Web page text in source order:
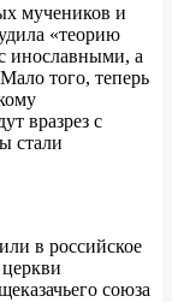
мучеников и
«теорию
инославными, а
того, теперь
вразрез с
стали
в российское
союза